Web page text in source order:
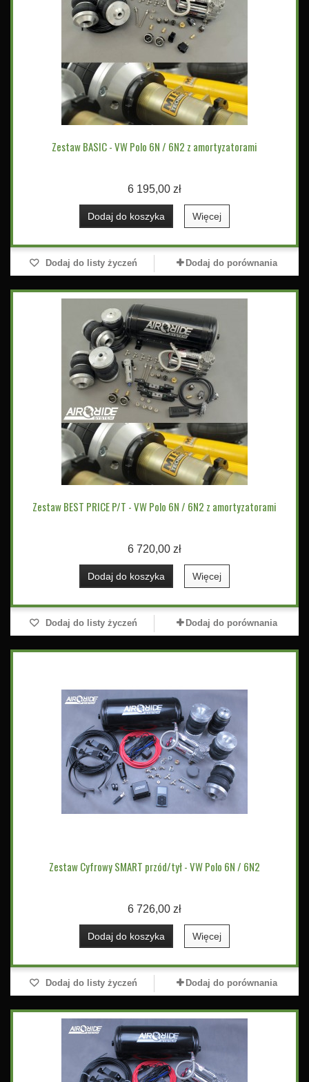
Zestaw BASIC - VW Polo 6N / 6N2 z amortyzatorami
6 195,00 zł
Dodaj do koszyka Więcej
Dodaj do listy życzeń Dodaj do porównania
Zestaw BEST PRICE P/T - VW Polo 6N / 6N2 z amortyzatorami
6 720,00 zł
Dodaj do koszyka Więcej
Dodaj do listy życzeń Dodaj do porównania
Zestaw Cyfrowy SMART przód/tył - VW Polo 6N / 6N2
6 726,00 zł
Dodaj do koszyka Więcej
Dodaj do listy życzeń Dodaj do porównania